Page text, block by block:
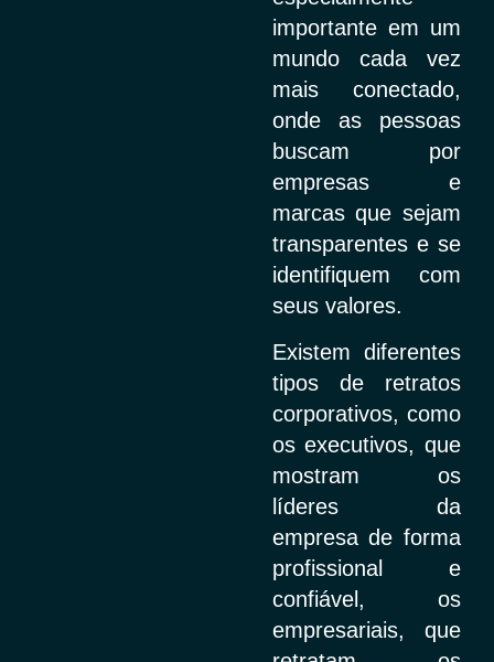
importante em um
mundo cada vez
mais conectado,
onde as pessoas
buscam por
empresas e
marcas que sejam
transparentes e se
identifiquem com
seus valores.
Existem diferentes
tipos de retratos
corporativos, como
os executivos, que
mostram os
líderes da
empresa de forma
profissional e
confiável, os
empresariais, que